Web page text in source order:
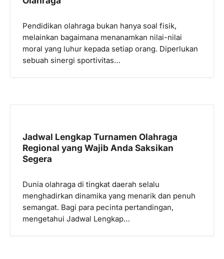
Pendidikan olahraga bukan hanya soal fisik,
melainkan bagaimana menanamkan nilai-nilai
moral yang luhur kepada setiap orang. Diperlukan
sebuah sinergi sportivitas…
Jadwal Lengkap Turnamen Olahraga
Regional yang Wajib Anda Saksikan
Segera
Dunia olahraga di tingkat daerah selalu
menghadirkan dinamika yang menarik dan penuh
semangat. Bagi para pecinta pertandingan,
mengetahui Jadwal Lengkap…